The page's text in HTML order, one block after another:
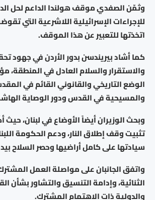
وثمّن الصفدي موقف هولندا الداعم لحل
للإجراءات الإسرائيلية اللاشرعية التي
اتخذتها للتعبير عن هذا الموقف.
كما أشاد بيريندسن بدور الأردن في جهود
والاستقرار والسلام العادل في المنطقة،
الوضع التاريخي والقانوني القائم في
والمسيحية في القدس ودور الوصاية
وبحث الوزيران أيضاً الأوضاع في لبنان،
تثبيت وقف إطلاق النار، ودعم الحكومة
سيادتها على كامل أراضيها وحصر السلاح
واتفق الجانبان على مواصلة العمل
الثنائية، وإدامة التنسيق والتشاور بشأن
والدولية ذات الاهتمام المشترك.